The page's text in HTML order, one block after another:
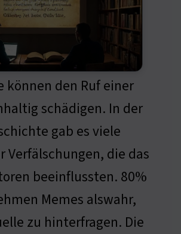
können den Ruf einer
schädigen. In der
gab es viele
Verfälschungen, die das
beeinflussten. 80%
Memes alswahr,
zu hinterfragen. Die